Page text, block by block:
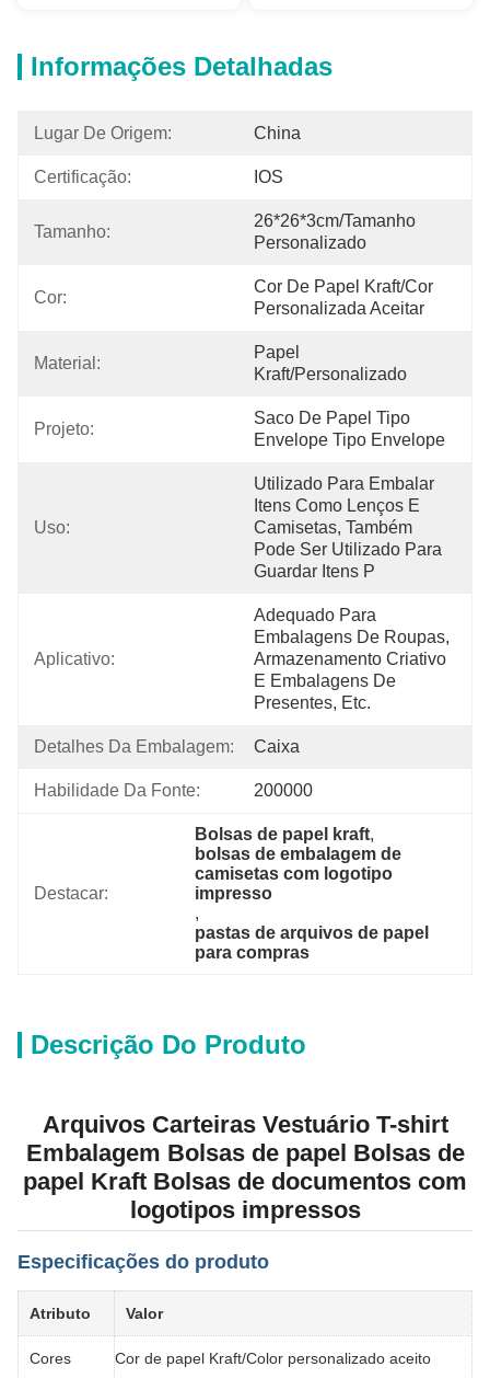
Informações Detalhadas
Lugar De Origem: China
Certificação: IOS
Tamanho:
26*26*3cm/tamanho
Personalizado
Cor:
Cor De Papel Kraft/Cor
Personalizada Aceitar
Material:
Papel
Kraft/Personalizado
Projeto:
Saco De Papel Tipo
Envelope Tipo Envelope
Uso:
Utilizado Para Embalar
Itens Como Lenços E
Camisetas, Também
Pode Ser Utilizado Para
Guardar Itens P
Aplicativo:
Adequado Para
Embalagens De Roupas,
Armazenamento Criativo
E Embalagens De
Presentes, Etc.
Detalhes Da Embalagem: Caixa
Habilidade Da Fonte: 200000
Destacar:
Bolsas de papel kraft,
bolsas de embalagem de
camisetas com logotipo
impresso
,
pastas de arquivos de papel
para compras
Descrição Do Produto
Arquivos Carteiras Vestuário T-shirt
Embalagem Bolsas de papel Bolsas de
papel Kraft Bolsas de documentos com
logotipos impressos
Especificações do produto
Atributo Valor
Cores Cor de papel Kraft/Color personalizado aceito